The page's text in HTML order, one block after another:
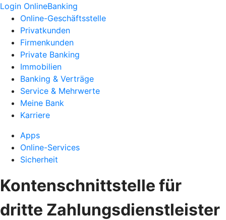
Login OnlineBanking
Online-Geschäftsstelle
Privatkunden
Firmenkunden
Private Banking
Immobilien
Banking & Verträge
Service & Mehrwerte
Meine Bank
Karriere
Apps
Online-Services
Sicherheit
Kontenschnittstelle für
dritte Zahlungsdienstleister